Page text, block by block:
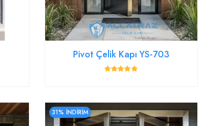
Pivot Çelik Kapı YS-703
31% İNDİRİM